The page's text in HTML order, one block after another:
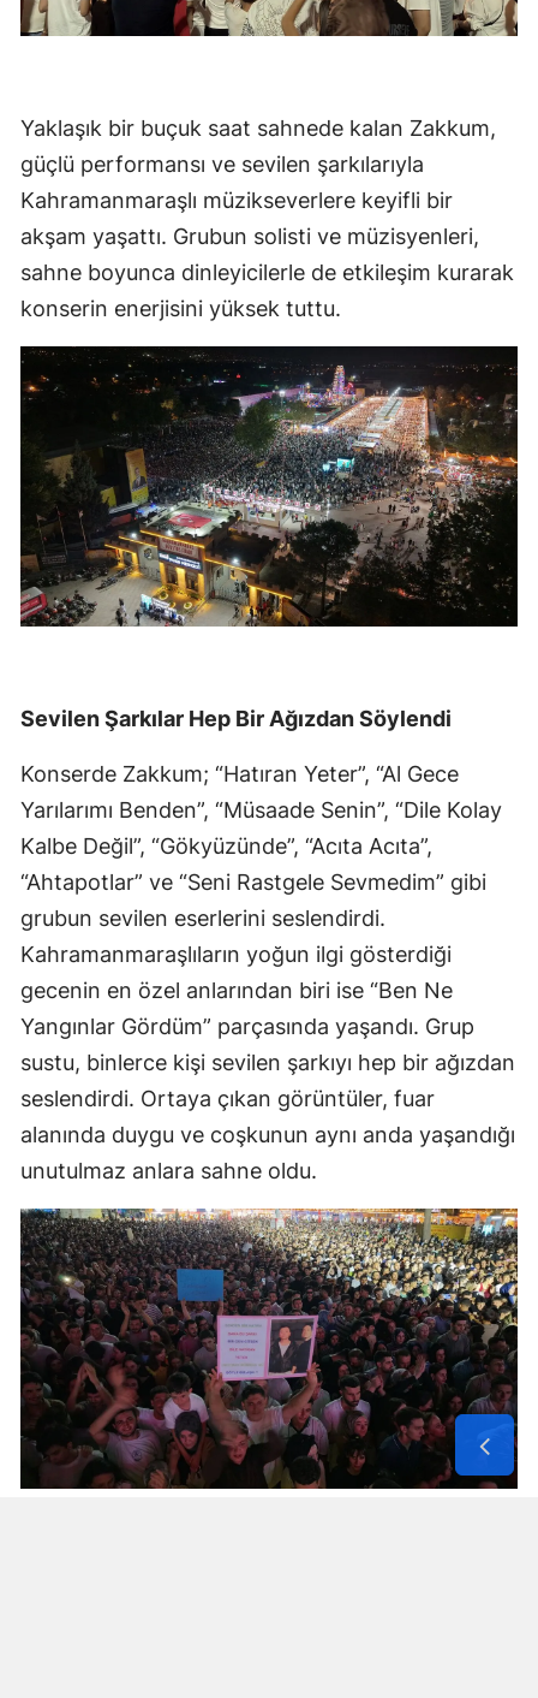
Yaklaşık bir buçuk saat sahnede kalan Zakkum,
güçlü performansı ve sevilen şarkılarıyla
Kahramanmaraşlı müzikseverlere keyifli bir
akşam yaşattı. Grubun solisti ve müzisyenleri,
sahne boyunca dinleyicilerle de etkileşim kurarak
konserin enerjisini yüksek tuttu.
Sevilen Şarkılar Hep Bir Ağızdan Söylendi
Konserde Zakkum; “Hatıran Yeter”, “Al Gece
Yarılarımı Benden”, “Müsaade Senin”, “Dile Kolay
Kalbe Değil”, “Gökyüzünde”, “Acıta Acıta”,
“Ahtapotlar” ve “Seni Rastgele Sevmedim” gibi
grubun sevilen eserlerini seslendirdi.
Kahramanmaraşlıların yoğun ilgi gösterdiği
gecenin en özel anlarından biri ise “Ben Ne
Yangınlar Gördüm” parçasında yaşandı. Grup
sustu, binlerce kişi sevilen şarkıyı hep bir ağızdan
seslendirdi. Ortaya çıkan görüntüler, fuar
alanında duygu ve coşkunun aynı anda yaşandığı
unutulmaz anlara sahne oldu.